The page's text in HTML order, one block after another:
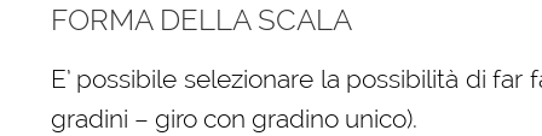
FORMA DELLA SCALA
E’ possibile selezionare la possibilità di
gradini – giro con gradino unico).